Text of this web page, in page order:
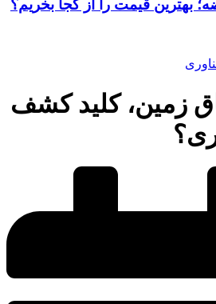
بهترین قیمت را از کجا بخریم؟
زمین، کلید کشف